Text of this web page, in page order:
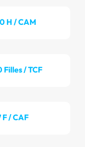
H / CAM
Filles / TCF
F / CAF